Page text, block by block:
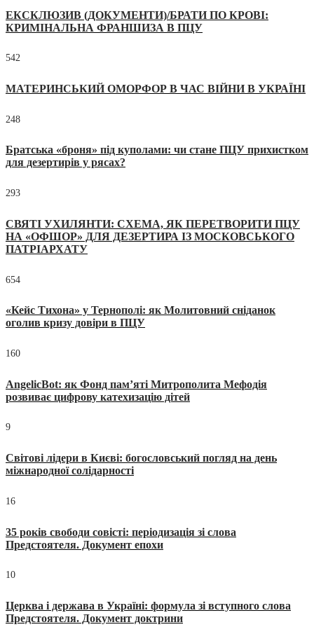
ЕКСКЛЮЗИВ (ДОКУМЕНТИ)/БРАТИ ПО КРОВІ:
КРИМІНАЛЬНА ФРАНШИЗА В ПЦУ
542
МАТЕРИНСЬКИЙ ОМОРФОР В ЧАС ВІЙНИ В УКРАЇНІ
248
Братська «броня» під куполами: чи стане ПЦУ прихистком
для дезертирів у рясах?
293
СВЯТІ УХИЛЯНТИ: СХЕМА, ЯК ПЕРЕТВОРИТИ ПЦУ
НА «ОФШОР» ДЛЯ ДЕЗЕРТИРА ІЗ МОСКОВСЬКОГО
ПАТРІАРХАТУ
654
«Кейс Тихона» у Тернополі: як Молитовний сніданок
оголив кризу довіри в ПЦУ
160
AngelicBot: як Фонд пам’яті Митрополита Мефодія
розвиває цифрову катехизацію дітей
9
Світові лідери в Києві: богословський погляд на день
міжнародної солідарності
16
35 років свободи совісті: періодизація зі слова
Предстоятеля. Документ епохи
10
Церква і держава в Україні: формула зі вступного слова
Предстоятеля. Документ доктрини